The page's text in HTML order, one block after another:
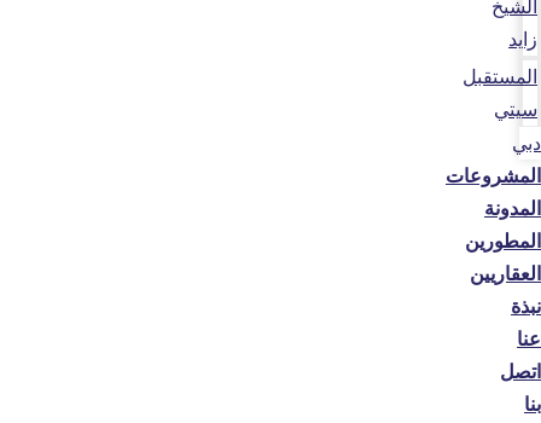
زايد
المستقبل
سيتي
دبي
المشروعات
المدونة
المطورين
العقاريين
نبذة
عنا
اتصل
بنا